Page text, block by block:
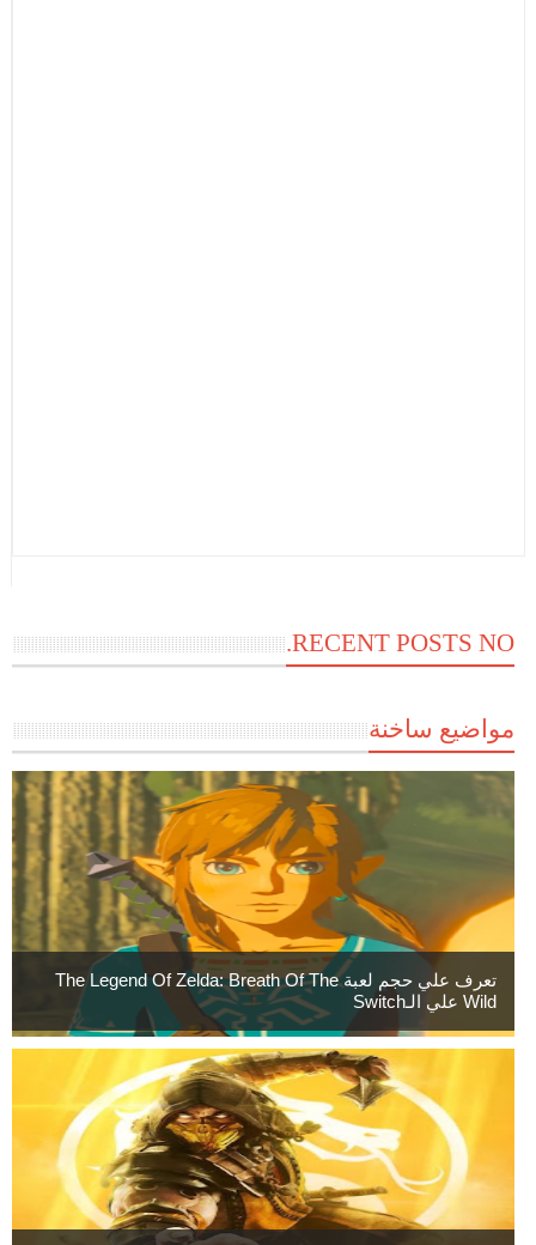
RECENT POSTS NO.
مواضيع ساخنة
تعرف علي حجم لعبة The Legend Of Zelda: Breath Of The
Wild علي الـSwitch